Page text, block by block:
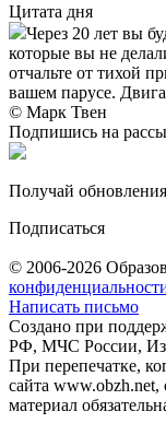
Цитата дня
Через 20 лет вы
которые вы не
отчальте от тихой
вашем парусе.
© Марк Твен
Подпишись на
Получай
Подписаться
© 2006-2026
Написать письмо
Создано при
РФ, МЧС России,
При перепечатке,
сайта www.obzh.net,
материал